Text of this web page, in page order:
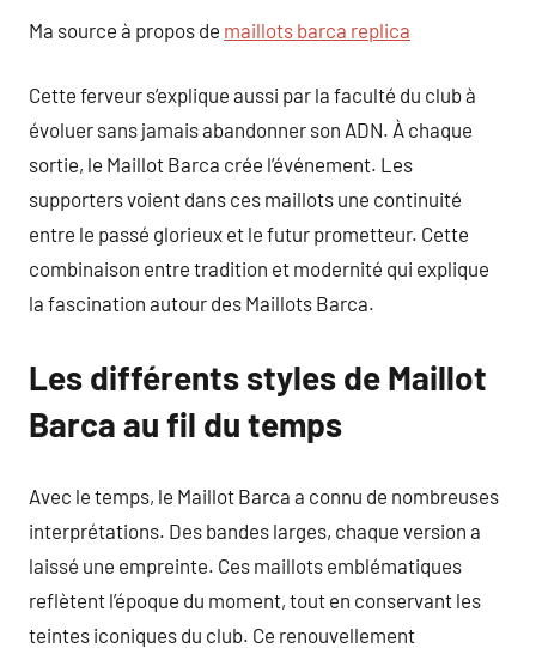
Ma source à propos de maillots barca replica
Cette ferveur s’explique aussi par la faculté du club à
évoluer sans jamais abandonner son ADN. À chaque
sortie, le Maillot Barca crée l’événement. Les
supporters voient dans ces maillots une continuité
entre le passé glorieux et le futur prometteur. Cette
combinaison entre tradition et modernité qui explique
la fascination autour des Maillots Barca.
Les différents styles de Maillot
Barca au fil du temps
Avec le temps, le Maillot Barca a connu de nombreuses
interprétations. Des bandes larges, chaque version a
laissé une empreinte. Ces maillots emblématiques
reflètent l’époque du moment, tout en conservant les
teintes iconiques du club. Ce renouvellement